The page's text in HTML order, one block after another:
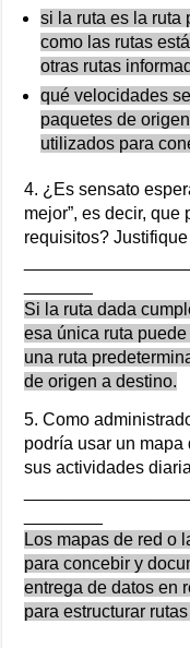
si la ruta es la ruta
como las rutas
otras rutas
qué velocidades
paquetes de
utilizados para
4. ¿Es sensato
mejor”, es decir,
requisitos?
Si la ruta dada
esa única ruta
una ruta
de origen a destino.
5. Como
podría usar un mapa
sus actividades
Los mapas de red o
para concebir y
entrega de datos en
para estructurar